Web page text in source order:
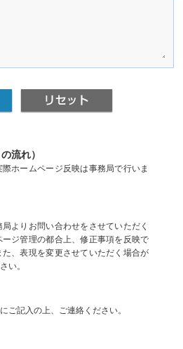
流れ）
ホームページ反映は事務局で行いま
よりお問い合わせをさせていただく
ジ管理の都合上、修正事項を反映で
、表現を変更させていただく場合が
い。
ご記入の上、ご連絡ください。